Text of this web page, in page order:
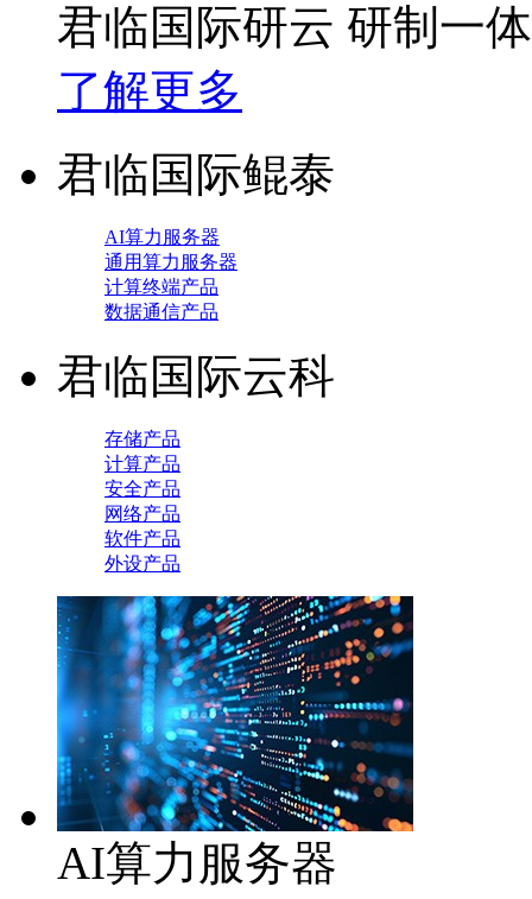
君临国际研云 研制一
了解更多
君临国际鲲泰
AI算力服务器
通用算力服务器
计算终端产品
数据通信产品
君临国际云科
存储产品
计算产品
安全产品
网络产品
软件产品
外设产品
AI算力服务器